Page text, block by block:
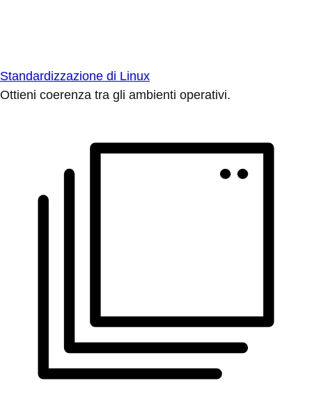
Standardizzazione di Linux
Ottieni coerenza tra gli ambienti operativi.